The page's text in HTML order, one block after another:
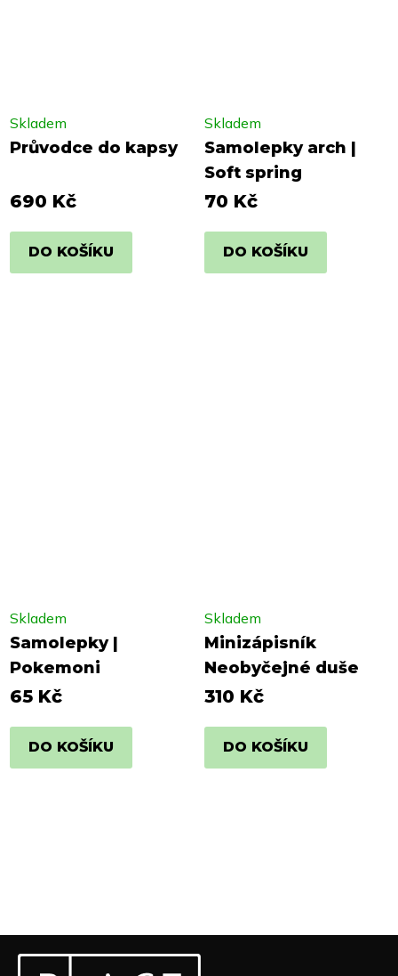
Průvodce do kapsy
Skladem
690 Kč
DO KOŠÍKU
Samolepky arch |
Soft spring
Skladem
70 Kč
DO KOŠÍKU
Samolepky |
Pokemoni
Skladem
65 Kč
DO KOŠÍKU
Minizápisník
Neobyčejné duše
Skladem
310 Kč
DO KOŠÍKU
Odebírat newsletter